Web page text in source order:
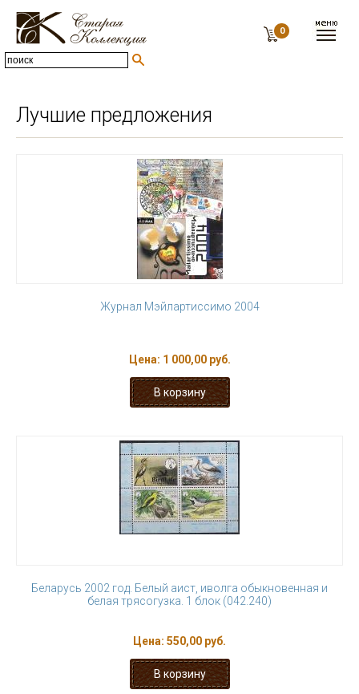
0
Лучшие предложения
Журнал Мэйлартиссимо 2004
Цена: 1 000,00 руб.
Беларусь 2002 год. Белый аист, иволга обыкновенная и
белая трясогузка. 1 блок (042.240)
Цена: 550,00 руб.